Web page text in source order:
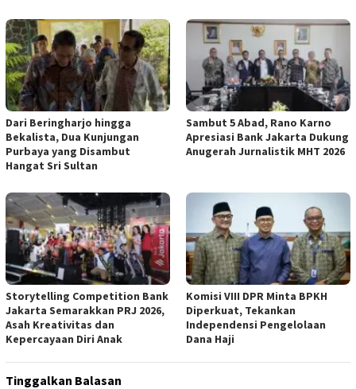
Dari Beringharjo hingga
Bekalista, Dua Kunjungan
Purbaya yang Disambut
Hangat Sri Sultan
Sambut 5 Abad, Rano Karno
Apresiasi Bank Jakarta Dukung
Anugerah Jurnalistik MHT 2026
Storytelling Competition Bank
Jakarta Semarakkan PRJ 2026,
Asah Kreativitas dan
Kepercayaan Diri Anak
Komisi VIII DPR Minta BPKH
Diperkuat, Tekankan
Independensi Pengelolaan
Dana Haji
Tinggalkan Balasan